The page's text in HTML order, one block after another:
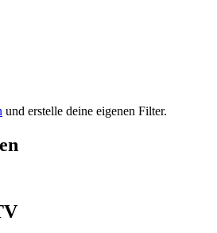
und erstelle deine eigenen Filter.